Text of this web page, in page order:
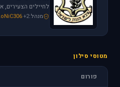
מנהל: SoNiC306+2
מטוסי סילון
פורום